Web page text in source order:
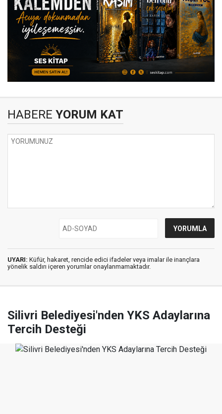
HABERE YORUM KAT
UYARI: Küfür, hakaret, rencide edici ifadeler veya imalar ile inançlara
yönelik saldırı içeren yorumlar onaylanmamaktadır.
Silivri Belediyesi'nden YKS Adaylarına
Tercih Desteği